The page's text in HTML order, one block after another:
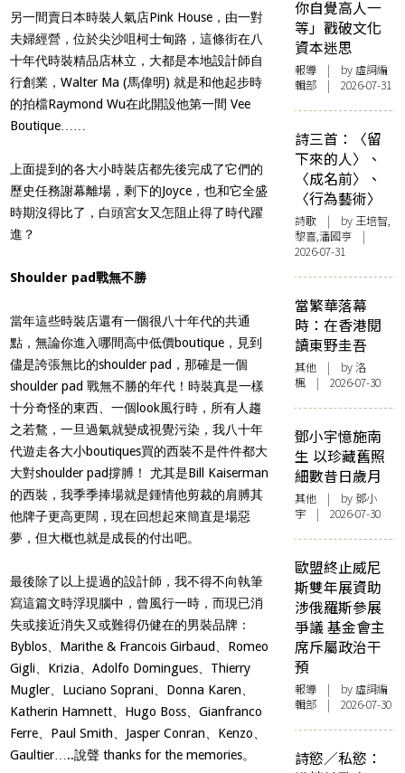
另一間賣日本時裝人氣店Pink House，由一對
夫婦經營，位於尖沙咀柯士甸路，這條街在八
十年代時裝精品店林立，大都是本地設計師自
行創業，Walter Ma (馬偉明) 就是和他起步時
的拍檔Raymond Wu在此開設他第一間 Vee
Boutique……
上面提到的各大小時裝店都先後完成了它們的
歷史任務謝幕離場，剩下的Joyce，也和它全盛
時期沒得比了，白頭宮女又怎阻止得了時代躍
進？
Shoulder pad戰無不勝
當年這些時裝店還有一個很八十年代的共通
點，無論你進入哪間高中低價boutique，見到
儘是誇張無比的shoulder pad，那確是一個
shoulder pad 戰無不勝的年代！時裝真是一樣
十分奇怪的東西、一個look風行時，所有人趨
之若鶩，一旦過氣就變成視覺污染，我八十年
代遊走各大小boutiques買的西裝不是件件都大
大對shoulder pad撐膊！ 尤其是Bill Kaiserman
的西裝，我季季捧場就是鍾情他剪裁的肩膊其
他牌子更高更闊，現在回想起來簡直是場惡
夢，但大概也就是成長的付出吧。
最後除了以上提過的設計師，我不得不向執筆
寫這篇文時浮現腦中，曾風行一時，而現已消
失或接近消失又或難得仍健在的男裝品牌：
Byblos、Marithe & Francois Girbaud、Romeo
Gigli、Krizia、Adolfo Domingues、Thierry
Mugler、Luciano Soprani、Donna Karen、
Katherin Hamnett、Hugo Boss、Gianfranco
Ferre、Paul Smith、Jasper Conran、Kenzo、
Gaultier…..說聲 thanks for the memories。
你自覺高人一
等」戳破文化
資本迷思
報導 | by 虛詞編
輯部 | 2026-07-31
詩三首：〈留
下來的人〉、
〈成名前〉、
〈行為藝術〉
詩歌 | by 王培智,
黎喜,潘國亨 |
2026-07-31
當繁華落幕
時：在香港閱
讀東野圭吾
其他 | by洛
楓 | 2026-07-30
鄧小宇憶施南
生 以珍藏舊照
細數昔日歲月
其他 | by 鄧小
宇 | 2026-07-30
歐盟終止威尼
斯雙年展資助
涉俄羅斯參展
爭議 基金會主
席斥屬政治干
預
報導 | by 虛詞編
輯部 | 2026-07-30
詩慾／私慾：